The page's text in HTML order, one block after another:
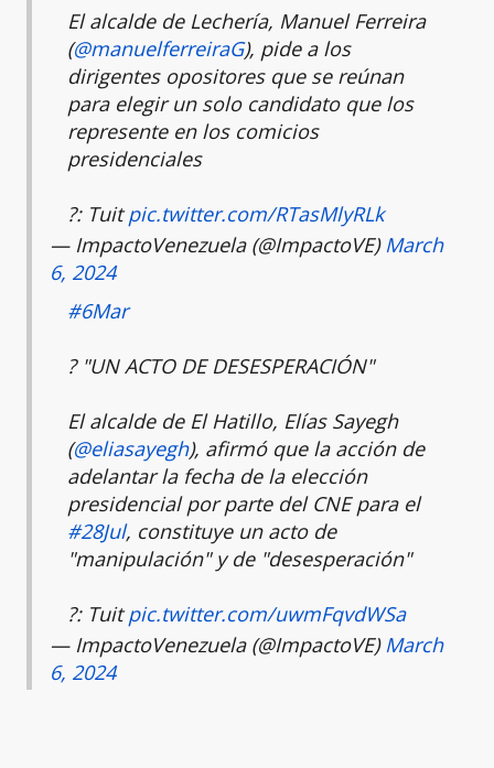
El alcalde de Lechería, Manuel Ferreira
(@manuelferreiraG), pide a los
dirigentes opositores que se reúnan
para elegir un solo candidato que los
represente en los comicios
presidenciales
?: Tuitpic.twitter.com/RTasMlyRLk
— ImpactoVenezuela (@ImpactoVE)March
6, 2024
#6Mar
? "UN ACTO DE DESESPERACIÓN"
El alcalde de El Hatillo, Elías Sayegh
(@eliasayegh), afirmó que la acción de
adelantar la fecha de la elección
presidencial por parte del CNE para el
#28Jul, constituye un acto de
"manipulación" y de "desesperación"
?: Tuitpic.twitter.com/uwmFqvdWSa
— ImpactoVenezuela (@ImpactoVE)March
6, 2024